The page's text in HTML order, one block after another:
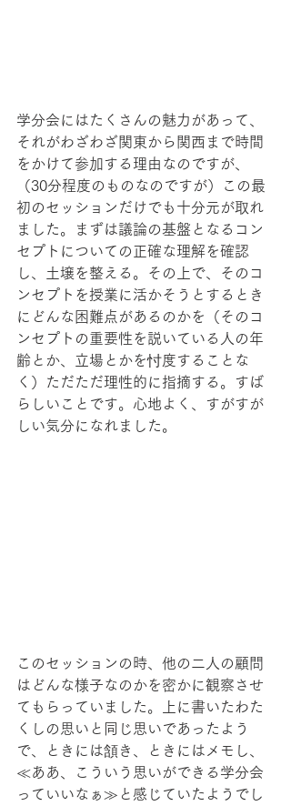
学分会にはたくさんの魅力があって、
それがわざわざ関東から関西まで時間
をかけて参加する理由なのですが、
（30分程度のものなのですが）この最
初のセッションだけでも十分元が取れ
ました。まずは議論の基盤となるコン
セプトについての正確な理解を確認
し、土壌を整える。その上で、そのコ
ンセプトを授業に活かそうとするとき
にどんな困難点があるのかを（そのコ
ンセプトの重要性を説いている人の年
齢とか、立場とかを忖度することな
く）ただただ理性的に指摘する。すば
らしいことです。心地よく、すがすが
しい気分になれました。
このセッションの時、他の二人の顧問
はどんな様子なのかを密かに観察させ
てもらっていました。上に書いたわた
くしの思いと同じ思いであったよう
で、ときには頷き、ときにはメモし、
≪ああ、こういう思いができる学分会
っていいなぁ≫と感じていたようでし